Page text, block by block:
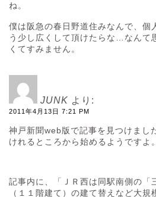
ね。
僕は阪急の春日野道住みなんで、個
う少し広くして頂けたらな…なんて
くてすみません。
JUNK より:
2011年4月13日 7:21 PM
神戸新聞web版で記事を見つけまし
けれるところから始めるようですよ。
記事内に、「ＪＲ西は同駅南側の「
（１１階建て）の建て替えなど大規